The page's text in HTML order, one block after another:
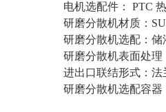
电机选配件： PTC
研磨分散机材质：
研磨分散机选配：
研磨分散机表面处
进出口联结形式：
研磨分散机选配容